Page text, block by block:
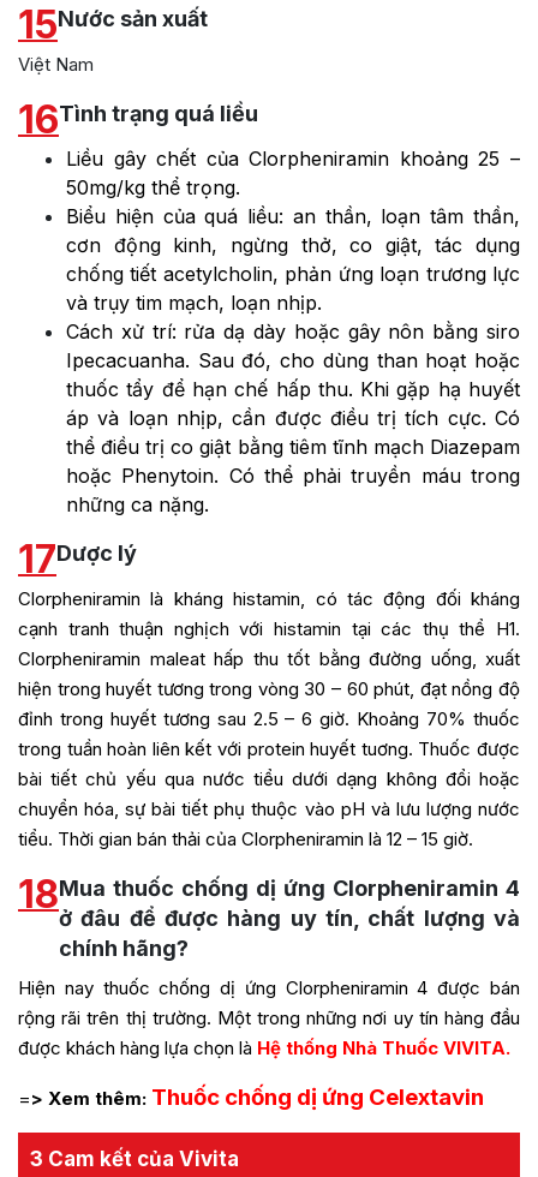
15Nước sản xuất
Việt Nam
16Tình trạng quá liều
Liều gây chết của Clorpheniramin khoảng 25 –
50mg/kg thể trọng.
Biểu hiện của quá liều: an thần, loạn tâm thần,
cơn động kinh, ngừng thở, co giật, tác dụng
chống tiết acetylcholin, phản ứng loạn trương lực
và trụy tim mạch, loạn nhịp.
Cách xử trí: rửa dạ dày hoặc gây nôn bằng siro
Ipecacuanha. Sau đó, cho dùng than hoạt hoặc
thuốc tẩy để hạn chế hấp thu. Khi gặp hạ huyết
áp và loạn nhịp, cần được điều trị tích cực. Có
thể điều trị co giật bằng tiêm tĩnh mạch Diazepam
hoặc Phenytoin. Có thể phải truyền máu trong
những ca nặng.
17Dược lý
Clorpheniramin là kháng histamin, có tác động đối kháng
cạnh tranh thuận nghịch với histamin tại các thụ thể H1.
Clorpheniramin maleat hấp thu tốt bằng đường uống, xuất
hiện trong huyết tương trong vòng 30 – 60 phút, đạt nồng độ
đỉnh trong huyết tương sau 2.5 – 6 giờ. Khoảng 70% thuốc
trong tuần hoàn liên kết với protein huyết tuơng. Thuốc được
bài tiết chủ yếu qua nước tiểu dưới dạng không đổi hoặc
chuyển hóa, sự bài tiết phụ thuộc vào pH và lưu lượng nước
tiểu. Thời gian bán thải của Clorpheniramin là 12 – 15 giờ.
18Mua thuốc chống dị ứng Clorpheniramin 4
ở đâu để được hàng uy tín, chất lượng và
chính hãng?
Hiện nay thuốc chống dị ứng Clorpheniramin 4 được bán
rộng rãi trên thị trường. Một trong những nơi uy tín hàng đầu
được khách hàng lựa chọn là Hệ thống Nhà Thuốc VIVITA.
=> Xem thêm: Thuốc chống dị ứng Celextavin
3 Cam kết của Vivita